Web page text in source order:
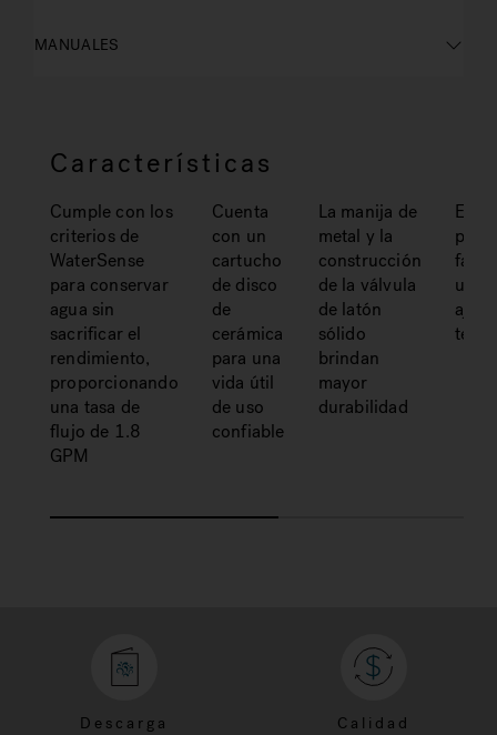
MANUALES
Características
Cumple con los
criterios de
WaterSense
para conservar
agua sin
sacrificar el
rendimiento,
proporcionando
una tasa de
flujo de 1.8
GPM
Cuenta
con un
cartucho
de disco
de
cerámica
para una
vida útil
de uso
confiable
La manija de
metal y la
construcción
de la válvula
de latón
sólido
brindan
mayor
durabilidad
El
uso
Descarga Calidad